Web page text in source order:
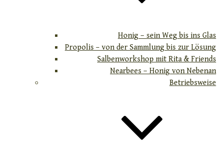
Honig – sein Weg bis ins Glas
Propolis – von der Sammlung bis zur Lösung
Salbenworkshop mit Rita & Friends
Nearbees – Honig von Nebenan
Betriebsweise